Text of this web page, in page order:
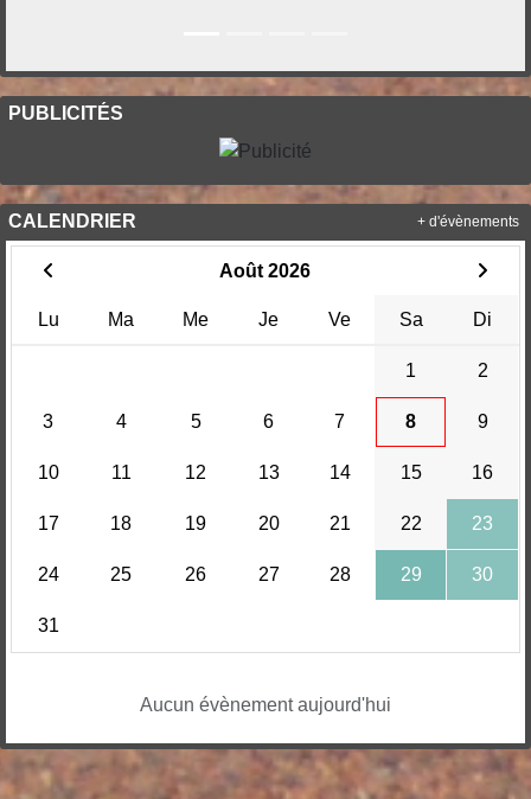
PUBLICITÉS
CALENDRIER
Août 2026
Lu Ma Me Je Ve Sa Di
1 2
3 4 5 6 7 8 9
10 11 12 13 14 15 16
17 18 19 20 21 22 23
24 25 26 27 28 29 30
31
Aucun évènement aujourd'hui
+ d'évènements